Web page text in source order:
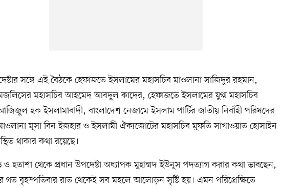
সঙ্গে এই বৈঠকে হেফাজতে ইসলামের মহাসচিব মাওলানা সাজিদুর রহমান,
মহাসচিব আহমেদ আবদুল কাদের, হেফাজতে ইসলামের যুগ্ম মহাসচিব
হক ইসলামাবাদী, বাংলাদেশ নেজামে ইসলাম পার্টির জাতীয় নির্বাহী পরিষদের
মুসা বিন ইজহার ও ইসলামী ঐক্যজোটের মহাসচিব মুফতি সাখাওয়াত হোসাইন
থাকার কথা রয়েছে।
ও হতাশা থেকে প্রধান উপদেষ্টা অধ্যাপক মুহাম্মদ ইউনূস পদত্যাগ করার কথা ভাবছেন,
বৃহস্পতিবার রাত থেকেই সব মহলে আলোড়ন সৃষ্টি হয়। এমন পরিপ্রেক্ষিতে